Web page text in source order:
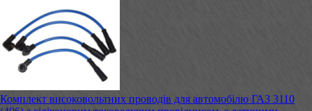
Комплект високовольтних проводів для автомобілю ГАЗ 3110